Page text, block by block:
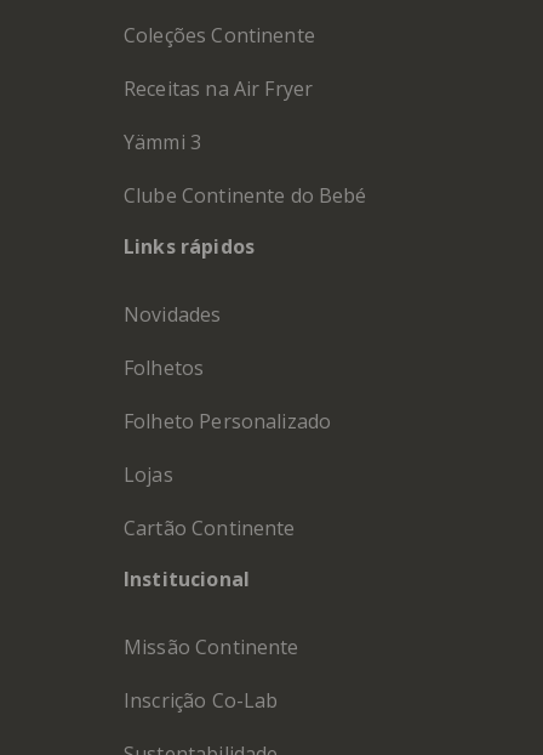
Coleções Continente
Receitas na Air Fryer
Yämmi 3
Clube Continente do Bebé
Links rápidos
Novidades
Folhetos
Folheto Personalizado
Lojas
Cartão Continente
Institucional
Missão Continente
Inscrição Co-Lab